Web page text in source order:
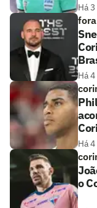
Há
Há
Há
o